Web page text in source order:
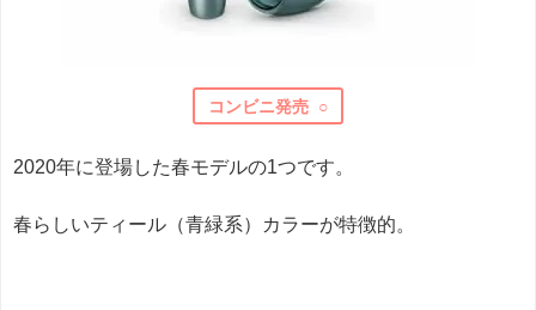
コンビニ発売 ○
2020年に登場した春モデルの1つです。
春らしいティール（青緑系）カラーが特徴的。